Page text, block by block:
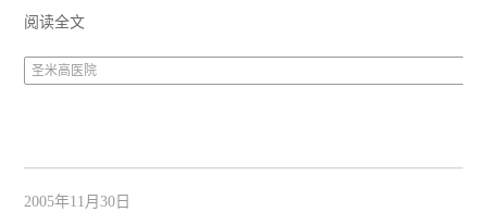
阅读全文
圣米高医院
2005年11月30日